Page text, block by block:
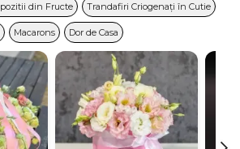
din Fructe Trandafiri Criogenați în Cutie
Macarons Dor de Casa